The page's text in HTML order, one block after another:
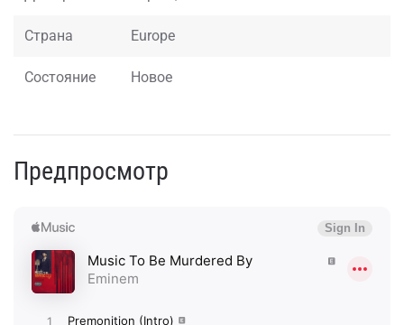
Страна Europe
Состояние Новое
Предпросмотр